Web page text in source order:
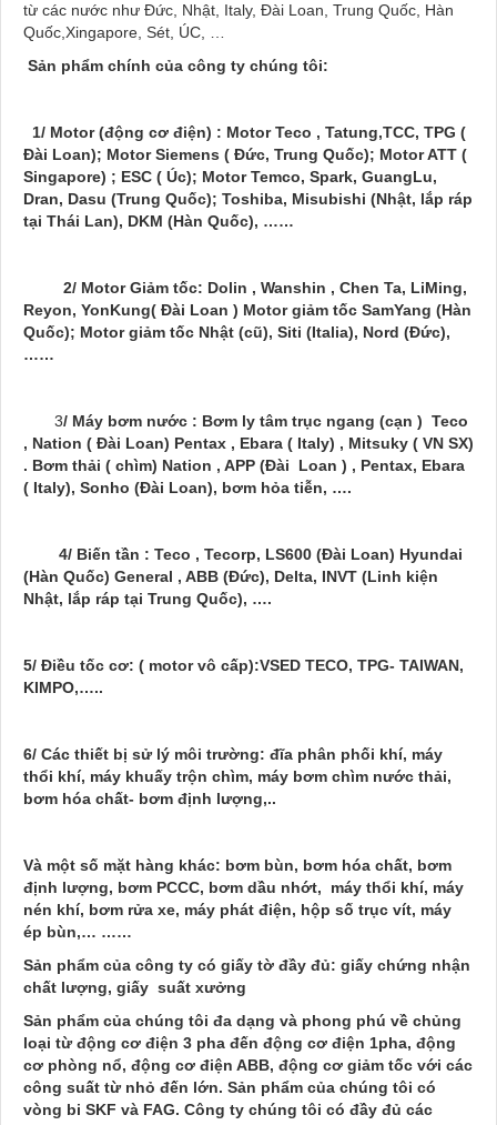
từ các nước như Đức, Nhật, Italy, Đài Loan, Trung Quốc, Hàn
Quốc,Xingapore, Sét, ÚC, …
Sản phẩm chính của công ty chúng tôi:
1/ Motor (động cơ điện) : Motor Teco , Tatung,TCC, TPG (
Đài Loan); Motor Siemens ( Đức, Trung Quốc); Motor ATT (
Singapore) ; ESC ( Úc); Motor Temco, Spark, GuangLu,
Dran, Dasu (Trung Quốc); Toshiba, Misubishi (Nhật, lắp ráp
tại Thái Lan), DKM (Hàn Quốc), ……
2/ Motor Giảm tốc: Dolin , Wanshin , Chen Ta, LiMing,
Reyon, YonKung( Đài Loan ) Motor giảm tốc SamYang (Hàn
Quốc); Motor giảm tốc Nhật (cũ), Siti (Italia), Nord (Đức),
……
3/ Máy bơm nước : Bơm ly tâm trục ngang (cạn ) Teco
, Nation ( Đài Loan) Pentax , Ebara ( Italy) , Mitsuky ( VN SX)
. Bơm thải ( chìm) Nation , APP (Đài Loan ) , Pentax, Ebara
( Italy), Sonho (Đài Loan), bơm hỏa tiễn, ….
4/ Biến tần : Teco , Tecorp, LS600 (Đài Loan) Hyundai
(Hàn Quốc) General , ABB (Đức), Delta, INVT (Linh kiện
Nhật, lắp ráp tại Trung Quốc), ….
5/ Điều tốc cơ: ( motor vô cấp):VSED TECO, TPG- TAIWAN,
KIMPO,…..
6/ Các thiết bị sử lý môi trường: đĩa phân phối khí, máy
thổi khí, máy khuấy trộn chìm, máy bơm chìm nước thải,
bơm hóa chất- bơm định lượng,..
Và một số mặt hàng khác: bơm bùn, bơm hóa chất, bơm
định lượng, bơm PCCC, bơm dầu nhớt, máy thổi khí, máy
nén khí, bơm rửa xe, máy phát điện, hộp số trục vít, máy
ép bùn,… ……
Sản phẩm của công ty có giấy tờ đầy đủ: giấy chứng nhận
chất lượng, giấy suất xưởng
Sản phẩm của chúng tôi đa dạng và phong phú về chủng
loại từ động cơ điện 3 pha đến động cơ điện 1pha, động
cơ phòng nổ, động cơ điện ABB, động cơ giảm tốc với các
công suất từ nhỏ đến lớn. Sản phẩm của chúng tôi có
vòng bi SKF và FAG. Công ty chúng tôi có đầy đủ các